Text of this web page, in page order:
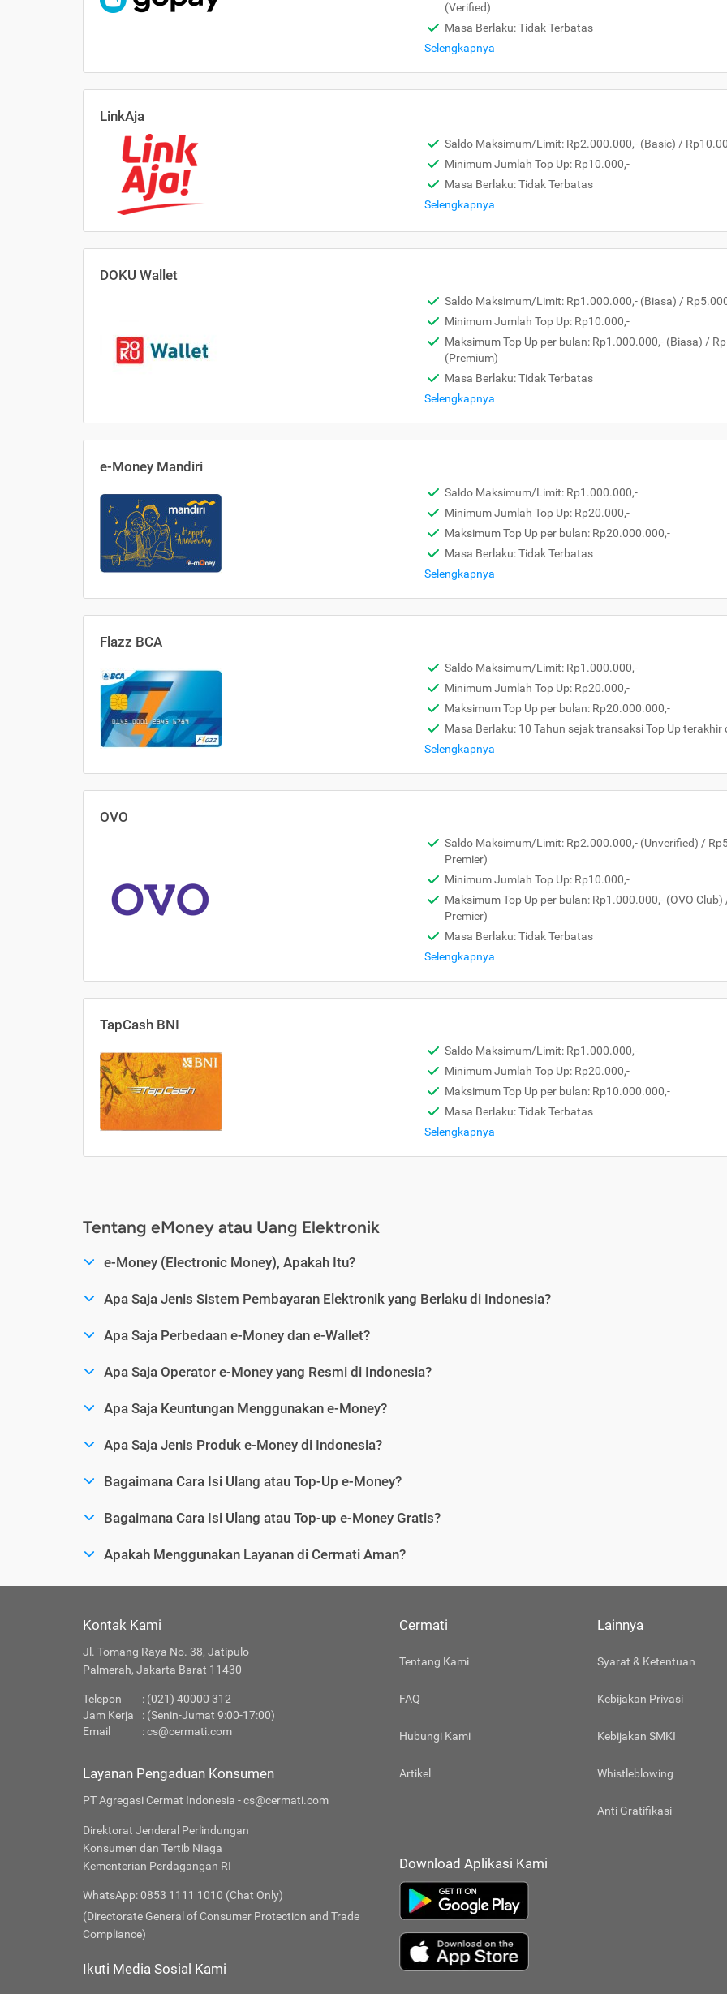
(Verified)
Masa Berlaku: Tidak Terbatas
Selengkapnya
LinkAja
Saldo Maksimum/Limit: Rp2.000.000,- (Basic) /
Minimum Jumlah Top Up: Rp10.000,-
Masa Berlaku: Tidak Terbatas
Selengkapnya
DOKU Wallet
Saldo Maksimum/Limit: Rp1.000.000,- (Biasa) /
Minimum Jumlah Top Up: Rp10.000,-
Maksimum Top Up per bulan: Rp1.000.000,- (Biasa) /
(Premium)
Masa Berlaku: Tidak Terbatas
Selengkapnya
e-Money Mandiri
Saldo Maksimum/Limit: Rp1.000.000,-
Minimum Jumlah Top Up: Rp20.000,-
Maksimum Top Up per bulan: Rp20.000.000,-
Masa Berlaku: Tidak Terbatas
Selengkapnya
Flazz BCA
Saldo Maksimum/Limit: Rp1.000.000,-
Minimum Jumlah Top Up: Rp20.000,-
Maksimum Top Up per bulan: Rp20.000.000,-
Masa Berlaku: 10 Tahun sejak transaksi Top Up terakhir
Selengkapnya
OVO
Saldo Maksimum/Limit: Rp2.000.000,- (Unverified) /
Premier)
Minimum Jumlah Top Up: Rp10.000,-
Maksimum Top Up per bulan: Rp1.000.000,- (OVO
Premier)
Masa Berlaku: Tidak Terbatas
Selengkapnya
TapCash BNI
Saldo Maksimum/Limit: Rp1.000.000,-
Minimum Jumlah Top Up: Rp20.000,-
Maksimum Top Up per bulan: Rp10.000.000,-
Masa Berlaku: Tidak Terbatas
Selengkapnya
Tentang eMoney atau Uang Elektronik
e-Money (Electronic Money), Apakah Itu?
Apa Saja Jenis Sistem Pembayaran Elektronik yang Berlaku di Indonesia?
Apa Saja Perbedaan e-Money dan e-Wallet?
Apa Saja Operator e-Money yang Resmi di Indonesia?
Apa Saja Keuntungan Menggunakan e-Money?
Apa Saja Jenis Produk e-Money di Indonesia?
Bagaimana Cara Isi Ulang atau Top-Up e-Money?
Bagaimana Cara Isi Ulang atau Top-up e-Money Gratis?
Apakah Menggunakan Layanan di Cermati Aman?
Kontak Kami
Jl. Tomang Raya No. 38, Jatipulo
Palmerah, Jakarta Barat 11430
Telepon
: (021) 40000 312
Jam Kerja
: (Senin-Jumat 9:00-17:00)
Email
:cs@cermati.com
Layanan Pengaduan Konsumen
PT Agregasi Cermat Indonesia - cs@cermati.com
Direktorat Jenderal Perlindungan
Konsumen dan Tertib Niaga
Kementerian Perdagangan RI
WhatsApp: 0853 1111 1010 (Chat Only)
(Directorate General of Consumer Protection and Trade
Compliance)
Ikuti Media Sosial Kami
Cermati
Tentang Kami
FAQ
Hubungi Kami
Artikel
Lainnya
Syarat & Ketentuan
Kebijakan Privasi
Kebijakan SMKI
Whistleblowing
Anti Gratifikasi
Download Aplikasi Kami